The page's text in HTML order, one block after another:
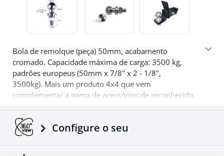
Bola de remolque (peça) 50mm, acabamento
cromado. Capacidade máxima de carga: 3500 kg,
padrões europeus (50mm x 7/8" x 2 - 1/8",
3500kg). Mais um produto 4x4 que vem
complementar a gama de acessórios de reconhecido
Configure o seu